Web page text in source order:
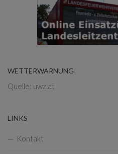
WETTERWARNUNG
Quelle: uwz.at
LINKS
Kontakt